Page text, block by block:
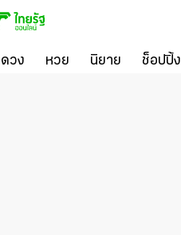
ดวง หวย นิยาย ช็อปปิ้ง